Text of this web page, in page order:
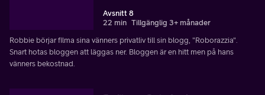
Avsnitt 8
22 min Tillgänglig 3+ månader
Robbie börjar filma sina vänners privatliv till sin blogg, "Roborazzia".
Snart hotas bloggen att läggas ner. Bloggen är en hitt men på hans
vänners bekostnad.